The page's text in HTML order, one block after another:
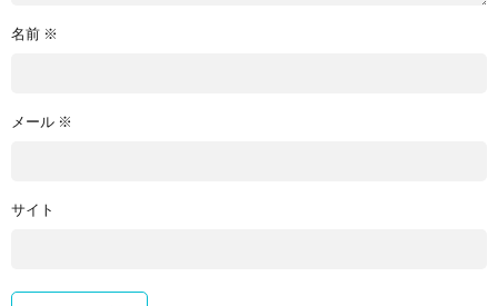
名前 ※
メール ※
サイト